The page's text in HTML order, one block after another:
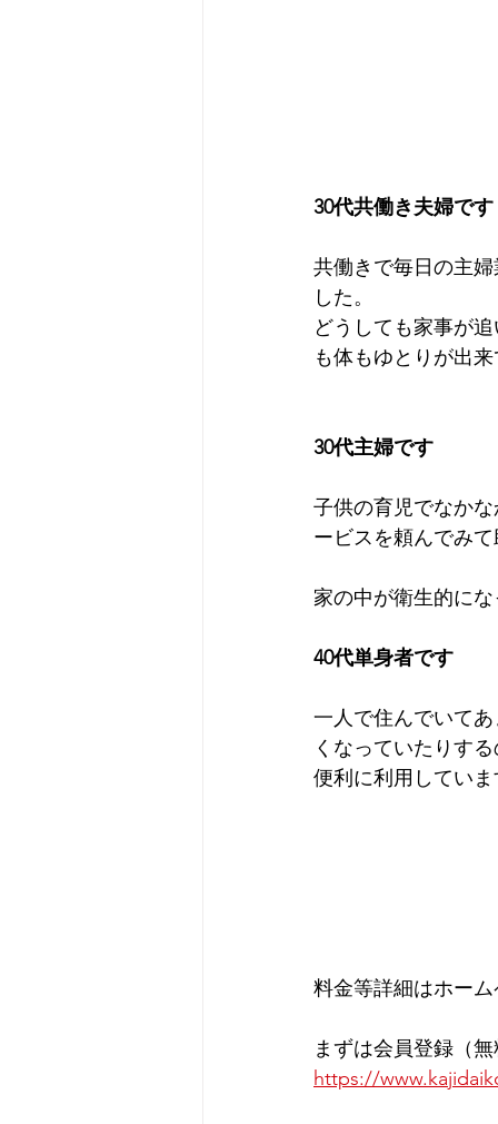
30代共働き夫婦です
共働きで毎日の主
した。
どうしても家事が
も体もゆとりが出
30代主婦です
子供の育児でなか
ービスを頼んでみ
家の中が衛生的に
40代単身者です
一人で住んでいて
くなっていたりす
便利に利用してい
料金等詳細はホー
まずは会員登録（
https://